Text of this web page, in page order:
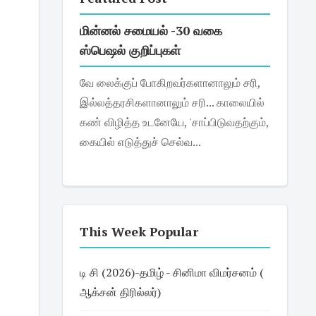
மின்னல் சமையல் -30 வகை
ஸ்பெஷல் குறிப்புகள்
வே லைக்குப் போகிறவர்களானாலும் சரி,
இல்லத்தரசிகளானாலும் சரி... காலையில்
கண் விழித்த உடனேயே, 'சாப்பிடுவதற்கும்,
கையில் எடுத்துச் செல்வ...
This Week Popular
டி சி (2026)-தமிழ் - சினிமா விமர்சனம் (
ஆக்சன் திரில்லர்)